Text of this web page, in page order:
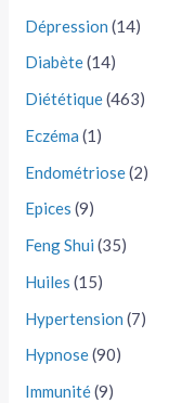
Dépression (14)
Diabète(14)
Diététique(463)
Eczéma (1)
Endométriose(2)
Epices (9)
Feng Shui (35)
Huiles (15)
Hypertension (7)
Hypnose(90)
Immunité(9)